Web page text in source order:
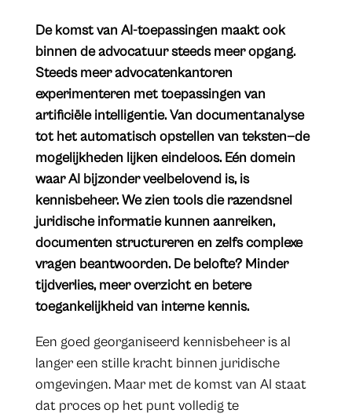
De komst van AI-toepassingen maakt ook
binnen de advocatuur steeds meer opgang.
Steeds meer advocatenkantoren
experimenteren met toepassingen van
artificiële intelligentie. Van documentanalyse
tot het automatisch opstellen van teksten—de
mogelijkheden lijken eindeloos. Eén domein
waar AI bijzonder veelbelovend is, is
kennisbeheer. We zien tools die razendsnel
juridische informatie kunnen aanreiken,
documenten structureren en zelfs complexe
vragen beantwoorden. De belofte? Minder
tijdverlies, meer overzicht en betere
toegankelijkheid van interne kennis.
Een goed georganiseerd kennisbeheer is al
langer een stille kracht binnen juridische
omgevingen. Maar met de komst van AI staat
dat proces op het punt volledig te